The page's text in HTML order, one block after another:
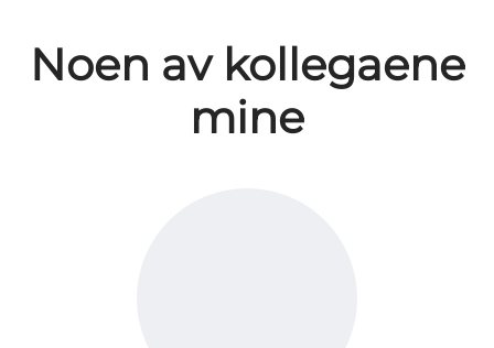
Noen av kollegaene
mine